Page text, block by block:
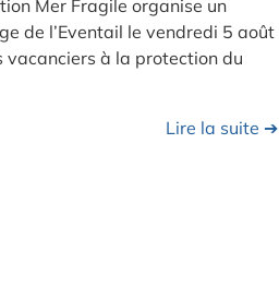
Mer Fragile organise un
de l’Eventail le vendredi 5 août
vacanciers à la protection du
Lire la suite ➔